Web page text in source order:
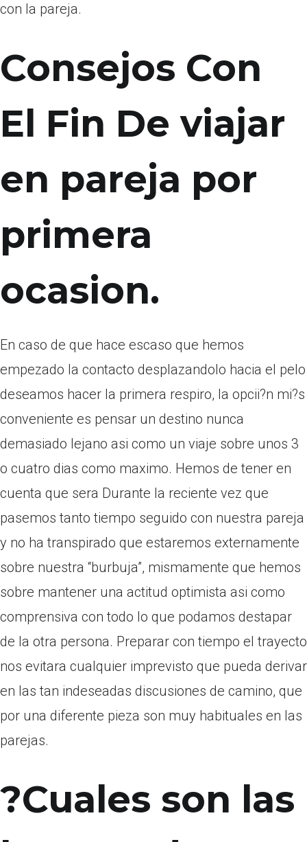
con la pareja.
Consejos Con
El Fin De viajar
en pareja por
primera
ocasion.
En caso de que hace escaso que hemos
empezado la contacto desplazandolo hacia el pelo
deseamos hacer la primera respiro, la opcii?n mi?s
conveniente es pensar un destino nunca
demasiado lejano asi­ como un viaje sobre unos 3
o cuatro dias como maximo. Hemos de tener en
cuenta que sera Durante la reciente vez que
pasemos tanto tiempo seguido con nuestra pareja
y no ha transpirado que estaremos externamente
sobre nuestra “burbuja”, mismamente que hemos
sobre mantener una actitud optimista asi­ como
comprensiva con todo lo que podamos destapar
de la otra persona. Preparar con tiempo el trayecto
nos evitara cualquier imprevisto que pueda derivar
en las tan indeseadas discusiones de camino, que
por una diferente pieza son muy habituales en las
parejas.
?Cuales son las